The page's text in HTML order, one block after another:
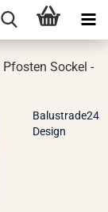
So­ckel -
Balustrade24
Design